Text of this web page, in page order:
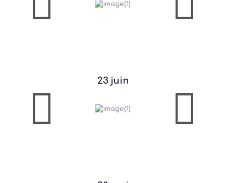
23 juin